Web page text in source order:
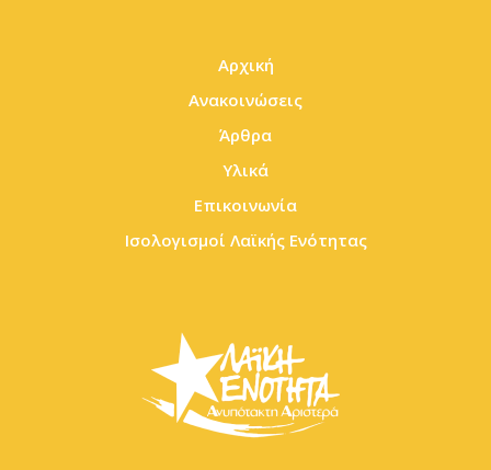
Αρχική
Ανακοινώσεις
Άρθρα
Υλικά
Επικοινωνία
Ισολογισμοί Λαϊκής Ενότητας